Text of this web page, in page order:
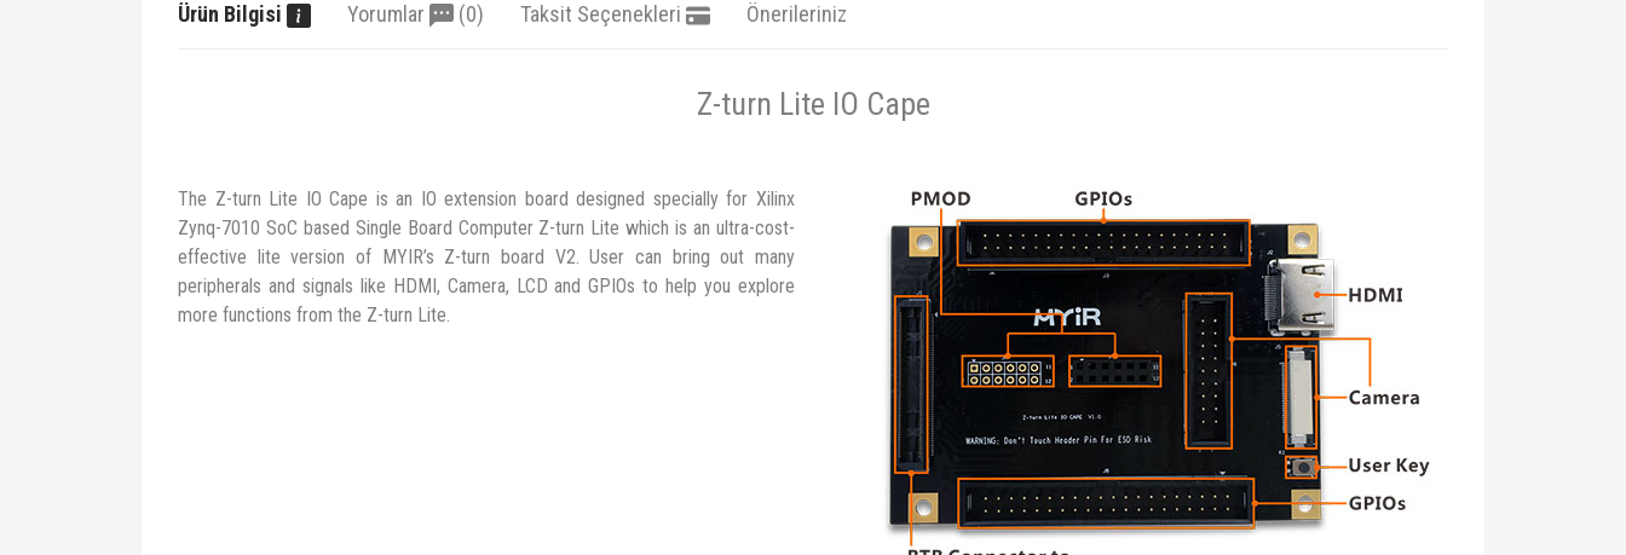
Ürün Bilgisi Yorumlar (0) Taksit Seçenekleri Önerileriniz
Z-turn Lite IO Cape
The Z-turn Lite IO Cape is an IO extension board designed specially for Xilinx
Zynq-7010 SoC based Single Board Computer Z-turn Lite which is an ultra-cost-
effective lite version of MYIR’s Z-turn board V2. User can bring out many
peripherals and signals like HDMI, Camera, LCD and GPIOs to help you explore
more functions from the Z-turn Lite.